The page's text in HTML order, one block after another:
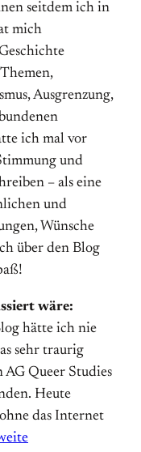
seitdem ich in
mich
Ausgrenzung,
ich mal vor
und
– als eine
und
Wünsche
über den Blog
wäre:
hätte ich nie
sehr traurig
Queer Studies
Heute
das Internet